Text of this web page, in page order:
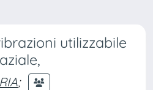
utilizzabile
;